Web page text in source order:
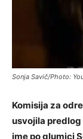
Sonja Savič/Photo:
Komisija za
usvojila
ime po glumici